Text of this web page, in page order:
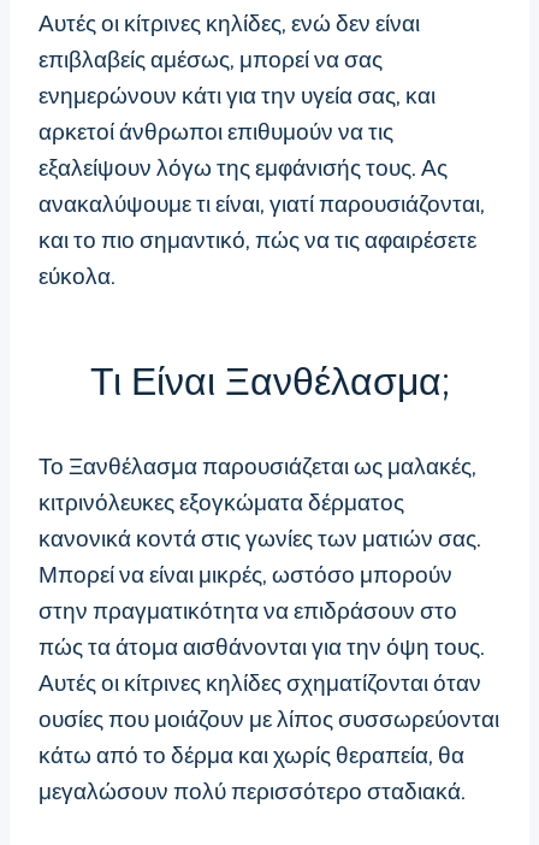
Αυτές οι κίτρινες κηλίδες, ενώ δεν είναι
επιβλαβείς αμέσως, μπορεί να σας
ενημερώνουν κάτι για την υγεία σας, και
αρκετοί άνθρωποι επιθυμούν να τις
εξαλείψουν λόγω της εμφάνισής τους. Ας
ανακαλύψουμε τι είναι, γιατί παρουσιάζονται,
και το πιο σημαντικό, πώς να τις αφαιρέσετε
εύκολα.
Τι Είναι Ξανθέλασμα;
Το Ξανθέλασμα παρουσιάζεται ως μαλακές,
κιτρινόλευκες εξογκώματα δέρματος
κανονικά κοντά στις γωνίες των ματιών σας.
Μπορεί να είναι μικρές, ωστόσο μπορούν
στην πραγματικότητα να επιδράσουν στο
πώς τα άτομα αισθάνονται για την όψη τους.
Αυτές οι κίτρινες κηλίδες σχηματίζονται όταν
ουσίες που μοιάζουν με λίπος συσσωρεύονται
κάτω από το δέρμα και χωρίς θεραπεία, θα
μεγαλώσουν πολύ περισσότερο σταδιακά.